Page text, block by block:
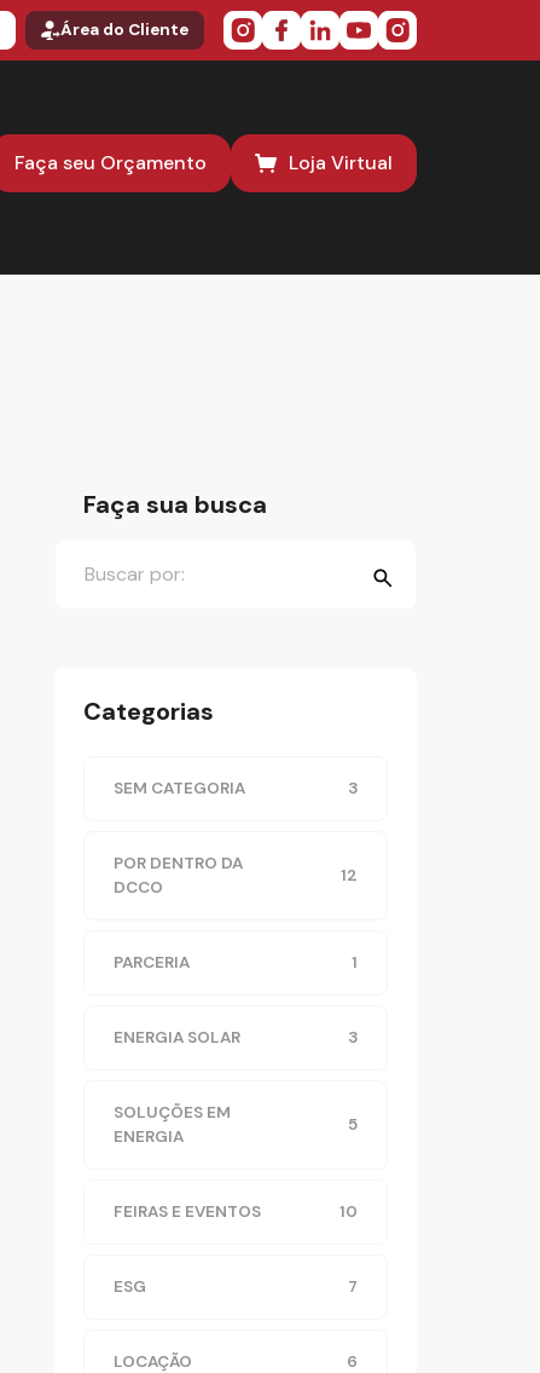
Área do Cliente
Faça seu Orçamento Loja Virtual
Faça sua busca
Categorias
SEM CATEGORIA 3
POR DENTRO DA
DCCO
12
PARCERIA 1
ENERGIA SOLAR 3
SOLUÇÕES EM
ENERGIA
5
FEIRAS E EVENTOS 10
ESG 7
LOCAÇÃO 6